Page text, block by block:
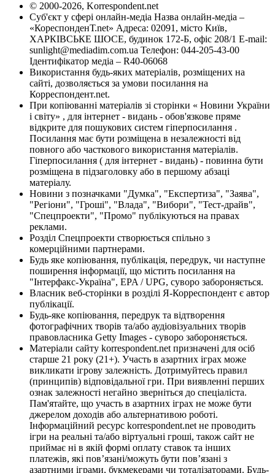
© 2000-2026, Korrespondent.net
Суб'єкт у сфері онлайн-медіа Назва онлайн-медіа –
«КореспонденТ.net» Адреса: 02091, місто Київ,
ХАРКІВСЬКЕ ШОСЕ, будинок 172-Б, офіс 208/1 E-mail:
sunlight@mediadim.com.ua Телефон: 044-205-43-00
Ідентифікатор медіа – R40-06068
Використання будь-яких матеріалів, розміщених на
сайті, дозволяється за умови посилання на
Корреспондент.net.
При копіюванні матеріалів зі сторінки « Новини України
і світу» , для інтернет - видань - обов'язкове пряме
відкрите для пошукових систем гіперпосилання .
Посилання має бути розміщена в незалежності від
повного або часткового використання матеріалів.
Гіперпосилання ( для інтернет - видань) - повинна бути
розміщена в підзаголовку або в першому абзаці
матеріалу.
Новини з позначками "Думка", "Експертиза", "Заява",
"Регіони", "Гроші", "Влада", "Вибори", "Тест-драйв",
"Спецпроекти", "Промо" публікуються на правах
реклами.
Розділ Спецпроекти створюється спільно з
комерційними партнерами.
Будь яке копіювання, публікація, передрук, чи наступне
поширення інформації, що містить посилання на
"Інтерфакс-Україна", EPA / UPG, суворо забороняється.
Власник веб-сторінки в розділі Я-Корреспондент є автор
публікації.
Будь-яке копіювання, передрук та відтворення
фотографічних творів та/або аудіовізуальних творів
правовласника Getty Images - суворо забороняється.
Матеріали сайту korrespondent.net призначені для осіб
старше 21 року (21+). Участь в азартних іграх може
викликати ігрову залежність. Дотримуйтесь правил
(принципів) відповідальної гри. При виявленні перших
ознак залежності негайно зверніться до спеціаліста.
Пам'ятайте, що участь в азартних іграх не може бути
джерелом доходів або альтернативою роботі.
Інформаційний ресурс korrespondent.net не проводить
ігри на реальні та/або віртуальні гроші, також сайт не
приймає ні в якій формі оплату ставок та інших
платежів, які пов’язані/можуть бути пов’язані з
азартними іграми, букмекерами чи тоталізаторами. Будь-